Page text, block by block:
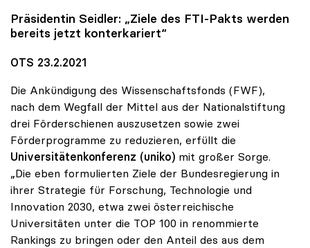
Präsidentin Seidler: „Ziele des FTI-Pakts werden
bereits jetzt konterkariert“
OTS 23.2.2021
Die Ankündigung des Wissenschaftsfonds (FWF),
nach dem Wegfall der Mittel aus der Nationalstiftung
drei Förderschienen auszusetzen sowie zwei
Förderprogramme zu reduzieren, erfüllt die
Universitätenkonferenz (uniko) mit großer Sorge.
„Die eben formulierten Ziele der Bundesregierung in
ihrer Strategie für Forschung, Technologie und
Innovation 2030, etwa zwei österreichische
Universitäten unter die TOP 100 in renommierte
Rankings zu bringen oder den Anteil des aus dem